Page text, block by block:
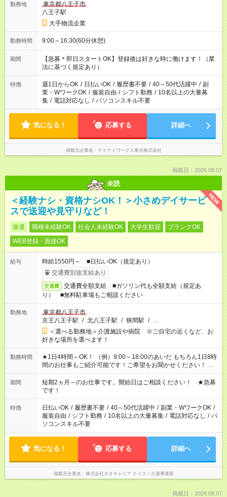
勤務地
東京都八王子市
八王子駅
大手物流企業
勤務時間 9:00～16:30(60分休憩)
期間
【急募＊即日スタートOK】登録後は好きな時に働けます！（業
法に基づく規定あり）
特徴 週1日からOK / 日払いOK / 履歴書不要 / 40～50代活躍中 / 副
業・WワークOK / 服装自由 / シフト勤務 / 10名以上の大量募
集 / 電話対応なし / パソコンスキル不要
気になる！ 応募する 詳細へ
掲載元企業名 テイケイワークス東京株式会社
掲載日：2026.08.07
未読
NEW
＜経験ナシ・資格ナシOK！＞小さめデイサービ
スで送迎や見守りなど！
派遣 職種未経験OK 社会人未経験OK 大学生歓迎
ブランクOK
WEB登録・面接OK
給与
時給1550円～ ■日払いOK（規定あり）
交通費別途支給あり
交通費
交通費全額支給 ■ガソリン代も全額支給（規定あ
り） ■無料駐車場もご相談ください
勤務地
東京都八王子市
京王八王子駅 / 北八王子駅 / 狭間駅 / …
＜選べる勤務地＞介護施設や病院 ※ご自宅の近くなど、お
好きな場所を選べます！
勤務時間
★1日4時間～OK！ （例）9:00～18:00のあいだ もちろん1日8時
間のお仕事もご紹介可能です！ご希望をお聞かせください！ ★
家庭の都合でお休みが必要な場合も遠慮なくご相談ください。
※週最低15時間以上の勤務が必要です
期間
短期2ヵ月～のお仕事です。開始日はご相談ください！ ★急募
です！
特徴 日払いOK / 履歴書不要 / 40～50代活躍中 / 副業・WワークOK /
服装自由 / シフト勤務 / 10名以上の大量募集 / 電話対応なし / パ
ソコンスキル不要
気になる！ 応募する 詳細へ
掲載元企業名 株式会社ネオキャリア ナイス！介護事業部
掲載日：2026.08.07